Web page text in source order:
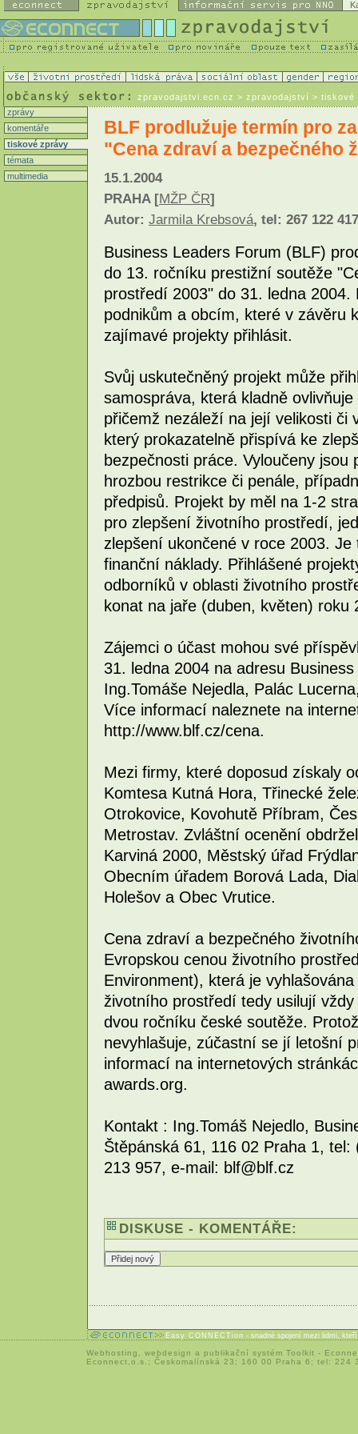
zpravodajstvi.ecn.cz > zpravodajství > tiskové
zprávy
komentáře
tiskové zprávy
témata
multimedia
BLF prodlužuje termín pro
"Cena zdraví a bezpečného
15.1.2004
PRAHA [MŽP ČR]
Autor: Jarmila Krebsová, tel: 267 122 417
Business Leaders Forum (BLF)
do 13. ročníku prestižní soutěže
prostředí 2003" do 31. ledna
podnikům a obcím, které v závěru
zajímavé projekty přihlásit.
Svůj uskutečněný projekt může
samospráva, která kladně
přičemž nezáleží na její velikosti či
který prokazatelně přispívá ke
bezpečnosti práce. Vyloučeny
hrozbou restrikce či penále,
předpisů. Projekt by měl na 1-2
pro zlepšení životního prostředí,
zlepšení ukončené v roce 2003.
finanční náklady. Přihlášené
odborníků v oblasti životního
konat na jaře (duben, květen) roku
Zájemci o účast mohou své
31. ledna 2004 na adresu
Ing.Tomáše Nejedla, Palác
Více informací naleznete na
http://www.blf.cz/cena.
Mezi firmy, které doposud získaly
Komtesa Kutná Hora, Třinecké
Otrokovice, Kovohutě Příbram,
Metrostav. Zvláštní ocenění
Karviná 2000, Městský úřad
Obecním úřadem Borová Lada,
Holešov a Obec Vrutice.
Cena zdraví a bezpečného
Evropskou cenou životního
Environment), která je
životního prostředí tedy usilují
dvou ročníku české soutěže.
nevyhlašuje, zúčastní se jí letošní
informací na internetových
awards.org.
Kontakt : Ing.Tomáš Nejedlo,
Štěpánská 61, 116 02 Praha 1,
213 957, e-mail: blf@blf.cz
DISKUSE - KOMENTÁŘE:
Easy CONNECTion - snadné spojení mezi lidmi,
Webhosting webdesign a publikační systém Toolkit -
Econnect,o.s.; Českomalínská 23; 160 00 Praha 6; tel: 224